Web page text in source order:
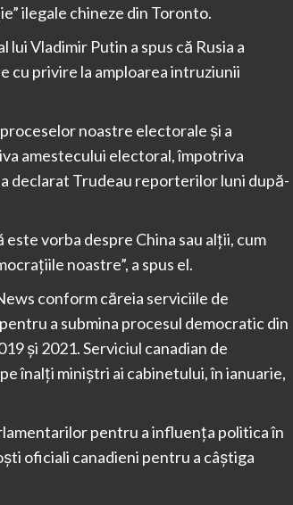
ilegale chineze din Toronto.
Vladimir Putin a spus că Rusia a
cu privire la amploarea intruziunii
noastre electorale și a
amestecului electoral, împotriva
declarat Trudeau reporterilor luni după-
vorba despre China sau alții, cum
noastre”, a spus el.
conform căreia serviciile de
a submina procesul democratic din
și 2021. Serviciul canadian de
înalți miniștri ai cabinetului, în ianuarie,
pentru a influența politica în
oficiali canadieni pentru a câștiga